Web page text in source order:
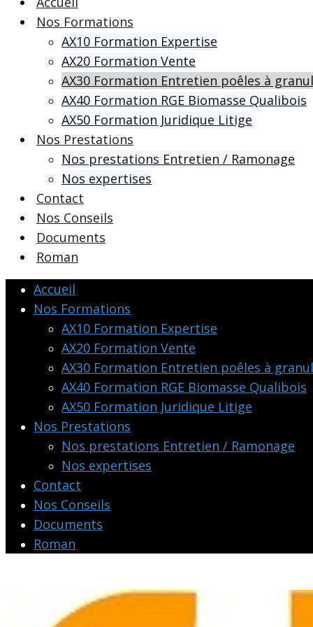
Nos Formations
AX10 Formation Expertise
AX20 Formation Vente
AX30 Formation Entretien poêles à
AX40 Formation RGE Biomasse Qualibois
AX50 Formation Juridique Litige
Nos Prestations
Nos prestations Entretien / Ramonage
Nos expertises
Contact
Nos Conseils
Documents
Roman
Accueil
Nos Formations
AX10 Formation Expertise
AX20 Formation Vente
AX30 Formation Entretien poêles à
AX40 Formation RGE Biomasse Qualibois
AX50 Formation Juridique Litige
Nos Prestations
Nos prestations Entretien / Ramonage
Nos expertises
Contact
Nos Conseils
Documents
Roman